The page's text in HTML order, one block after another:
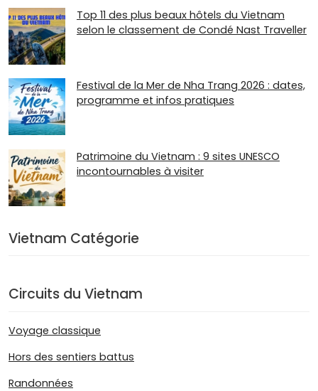
Top 11 des plus beaux hôtels du Vietnam
selon le classement de Condé Nast Traveller
Festival de la Mer de Nha Trang 2026 : dates,
programme et infos pratiques
Patrimoine du Vietnam : 9 sites UNESCO
incontournables à visiter
Vietnam Catégorie
Circuits du Vietnam
Voyage classique
Hors des sentiers battus
Randonnées